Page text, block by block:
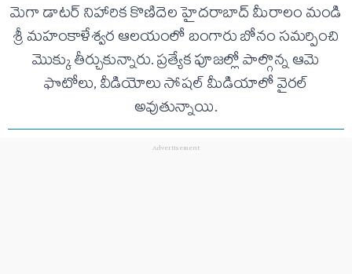
మెగా డాటర్ నిహారిక కొణిదెల హైదరాబాద్ మీరాలం మండి
శ్రీ మహంకాళేశ్వర ఆలయంలో బంగారు బోనం సమర్పించి
మొక్కు తీర్చుకున్నారు. ప్రత్యేక పూజల్లో పాల్గొన్న ఆమె
ఫొటోలు, వీడియోలు సోషల్ మీడియాలో వైరల్
అవుతున్నాయి.